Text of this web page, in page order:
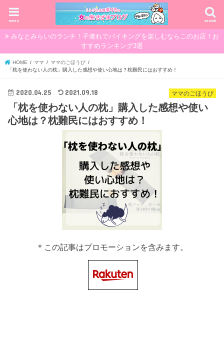
search
menu
みなとみらいのランチ！子連れでバイキングを楽しむならこのお店！お
すすめランキング3選
HOME ママ
ママのごほうび
「枕を使わない人の枕」購入した感想や使い心地は？枕難民にはおすすめ！
ママのごほうび
2020.04.25 2021.09.18
「枕を使わない人の枕」購入した感想や使い
心地は？枕難民にはおすすめ！
＊この記事はプロモーションを含みます。